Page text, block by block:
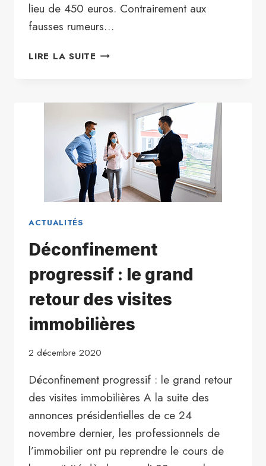
lieu de 450 euros. Contrairement aux
fausses rumeurs…
LIRE LA SUITE LOI
COMMENT
S’ADAPTER
À
L’INTERDICTION
DES
FLYERS
IMMOBILIERS
ACTUALITÉS
Déconfinement
progressif : le grand
retour des visites
immobilières
2 décembre 2020
Déconfinement progressif : le grand retour
des visites immobilières A la suite des
annonces présidentielles de ce 24
novembre dernier, les professionnels de
l’immobilier ont pu reprendre le cours de